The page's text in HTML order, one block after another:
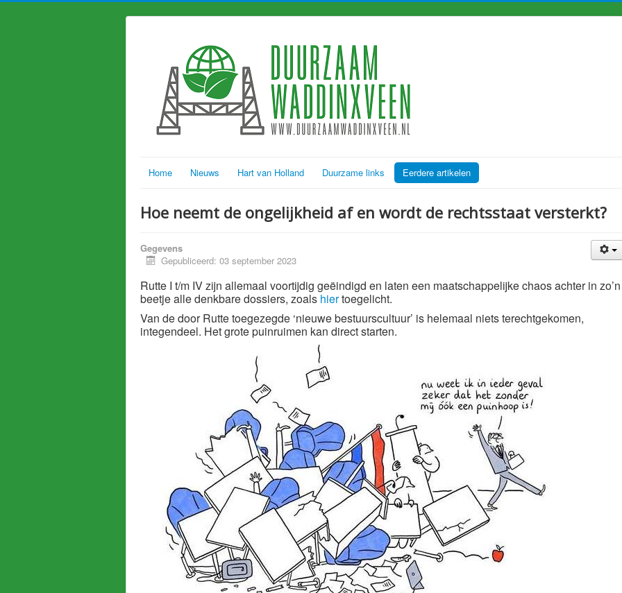
Home Nieuws Hart van Holland Duurzame links Eerdere artikelen
Hoe neemt de ongelijkheid af en wordt de rechtsstaat versterkt?
Gegevens
Gepubliceerd: 03 september 2023
Rutte I t/m IV zijn allemaal voortijdig geëindigd en laten een maatschappelijke chaos achter in zo’n
beetje alle denkbare dossiers, zoals hiertoegelicht.
Van de door Rutte toegezegde ‘nieuwe bestuurscultuur’ is helemaal niets terechtgekomen,
integendeel. Het grote puinruimen kan direct starten.